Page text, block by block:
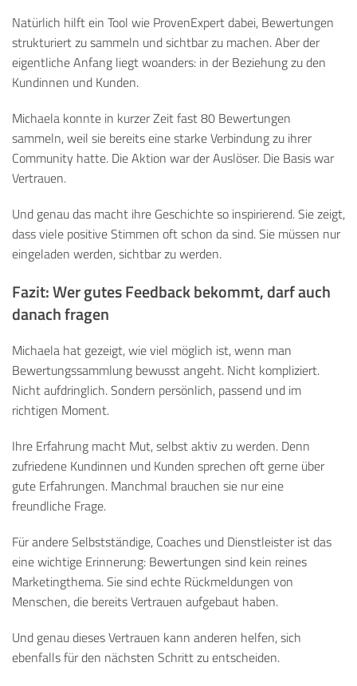
Natürlich hilft ein Tool wie ProvenExpert dabei, Bewertungen
strukturiert zu sammeln und sichtbar zu machen. Aber der
eigentliche Anfang liegt woanders: in der Beziehung zu den
Kundinnen und Kunden.
Michaela konnte in kurzer Zeit fast 80 Bewertungen
sammeln, weil sie bereits eine starke Verbindung zu ihrer
Community hatte. Die Aktion war der Auslöser. Die Basis war
Vertrauen.
Und genau das macht ihre Geschichte so inspirierend. Sie zeigt,
dass viele positive Stimmen oft schon da sind. Sie müssen nur
eingeladen werden, sichtbar zu werden.
Fazit: Wer gutes Feedback bekommt, darf auch
danach fragen
Michaela hat gezeigt, wie viel möglich ist, wenn man
Bewertungssammlung bewusst angeht. Nicht kompliziert.
Nicht aufdringlich. Sondern persönlich, passend und im
richtigen Moment.
Ihre Erfahrung macht Mut, selbst aktiv zu werden. Denn
zufriedene Kundinnen und Kunden sprechen oft gerne über
gute Erfahrungen. Manchmal brauchen sie nur eine
freundliche Frage.
Für andere Selbstständige, Coaches und Dienstleister ist das
eine wichtige Erinnerung: Bewertungen sind kein reines
Marketingthema. Sie sind echte Rückmeldungen von
Menschen, die bereits Vertrauen aufgebaut haben.
Und genau dieses Vertrauen kann anderen helfen, sich
ebenfalls für den nächsten Schritt zu entscheiden.